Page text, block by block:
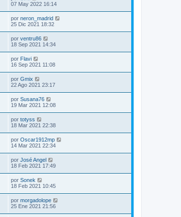
07 May 2022 16:14
por neron_madrid
25 Dic 2021 18:32
por ventru86
18 Sep 2021 14:34
por Flavi
16 Sep 2021 11:08
por Gmix
22 Ago 2021 23:17
por Susana76
19 Mar 2021 12:08
por totyss
18 Mar 2021 22:38
por Oscar1912mp
14 Mar 2021 22:34
por José Angel
18 Feb 2021 17:49
por Sonek
18 Feb 2021 10:45
por morgadolope
25 Ene 2021 21:56